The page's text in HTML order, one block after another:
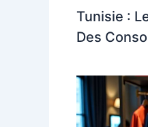
Tunisie :
Des